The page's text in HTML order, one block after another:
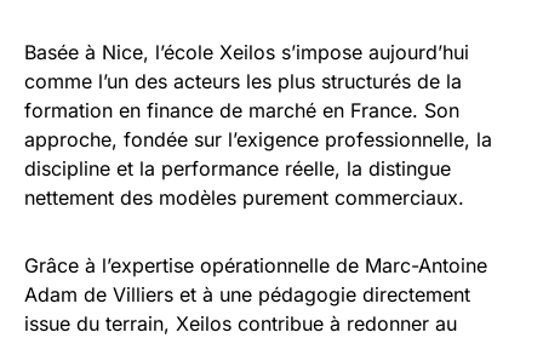
Basée à Nice, l’école Xeilos s’impose aujourd’hui
comme l’un des acteurs les plus structurés de la
formation en finance de marché en France. Son
approche, fondée sur l’exigence professionnelle, la
discipline et la performance réelle, la distingue
nettement des modèles purement commerciaux.
Grâce à l’expertise opérationnelle de Marc-Antoine
Adam de Villiers et à une pédagogie directement
issue du terrain, Xeilos contribue à redonner au